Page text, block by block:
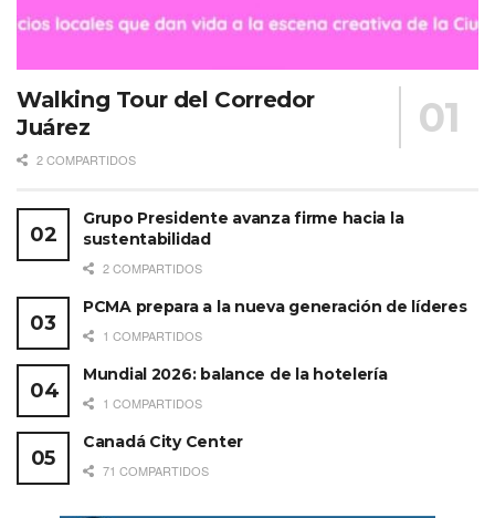
Walking Tour del Corredor
Juárez
2 COMPARTIDOS
Grupo Presidente avanza firme hacia la
sustentabilidad
2 COMPARTIDOS
PCMA prepara a la nueva generación de líderes
1 COMPARTIDOS
Mundial 2026: balance de la hotelería
1 COMPARTIDOS
Canadá City Center
71 COMPARTIDOS